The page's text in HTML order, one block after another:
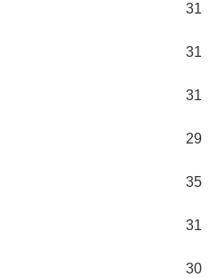
31
31
31
29
35
31
30